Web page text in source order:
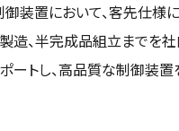
装置において、客先仕様
製造、半完成品組立まで
ートし、高品質な制御装置